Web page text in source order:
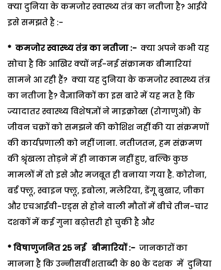
क्या दुनिया के कमजोर स्वास्थ्य तंत्र का नतीजा है? आईये
इसे समझते है :-
* कमजोरस्वास्थ्यतंत्रकानतीजा:- क्या अपने कभी यह
सोचा है कि आखिर क्यों नई-नई संक्रामक बीमारियां
सामने आ रही हैं? क्या यह दुनिया के कमजोर स्वास्थ्य तंत्र
का नतीजा है? वैज्ञानिकों का इस बारे में यह मत है कि
ज्यादातर स्वास्थ्य विशेषज्ञों ने माइक्रोब्स (रोगाणुओं) के
जीवन चक्रों को समझने की कोशिश नहीं की या संक्रमणों
की कार्यप्रणाली को नहीं जाना. नतीजतन, हम संक्रमण
की श्रृंखला तोड़ने में ही नाकाम नहीं हुए, बल्कि कुछ
मामलों में तो इसे और मजबूत ही बनाया गया है. कोरोना,
बर्ड फ्लू, स्वाइन फ्लू, इबोला, मलेरिया, डेंगू बुखार, जीका
और एचआईवी-एड्स से होने वाली मौतों में बीचे तीन-चार
दशकों में कई गुना बढ़ोत्तरी हो चुकी है और
*विषाणुजनित25नई बीमारियों:- जानकारों का
मानना है कि उन्नीसवीं शताब्दी के 80 के दशक में दुनिया